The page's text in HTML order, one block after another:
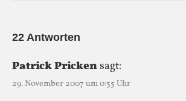
22 Antworten
Patrick Prickensagt:
29. November 2007 um 0:55 Uhr